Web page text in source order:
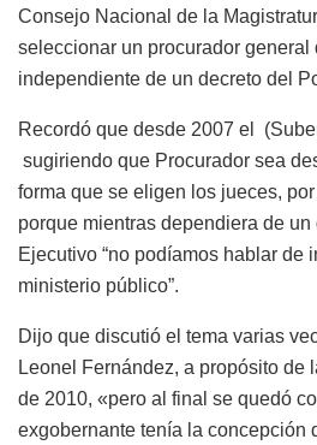
Consejo Nacional de la
seleccionar un procurador general
independiente de un decreto del
Recordó que desde 2007 el
sugiriendo que Procurador sea
forma que se eligen los jueces,
porque mientras dependiera de
Ejecutivo “no podíamos hablar de
ministerio público”.
Dijo que discutió el tema varias
Leonel Fernández, a propósito de
de 2010, «pero al final se quedó
exgobernante tenía la concepción